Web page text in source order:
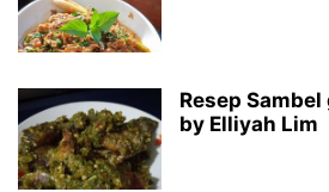
Resep
by Elliyah Lim